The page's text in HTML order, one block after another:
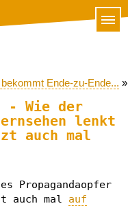
Ende-zu-Ende... »
- Wie der
lenkt
auch mal
Propagandaopfer
auch mal auf